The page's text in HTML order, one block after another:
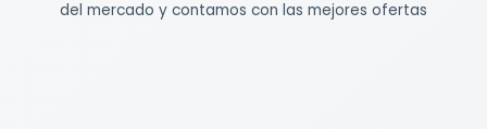
del mercado y contamos con las mejores ofertas